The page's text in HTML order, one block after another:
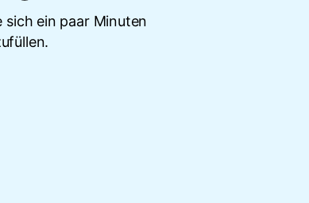
sich ein paar Minuten